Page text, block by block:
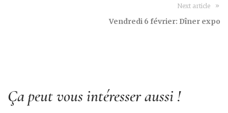
Next article
Vendredi 6 février: Dîner expo
Ça peut vous intéresser aussi !